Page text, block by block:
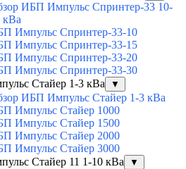
ИБП Импульс Спринтер-33 10-
кВа
Импульс Спринтер-33-10
Импульс Спринтер-33-15
Импульс Спринтер-33-20
Импульс Спринтер-33-30
Стайер 1-3 кВа
▼
ИБП Импульс Стайер 1-3 кВа
Импульс Стайер 1000
Импульс Стайер 1500
Импульс Стайер 2000
Импульс Стайер 3000
Стайер 11 1-10 кВа
▼